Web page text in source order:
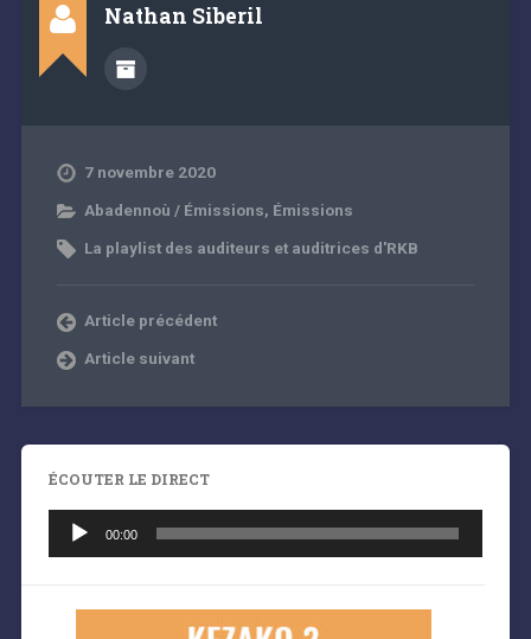
Nathan Siberil
7 novembre 2020
Abadennoù / Émissions, Émissions
La playlist des auditeurs et auditrices d'RKB
Article précédent
Article suivant
ÉCOUTER LE DIRECT
audio
00:00